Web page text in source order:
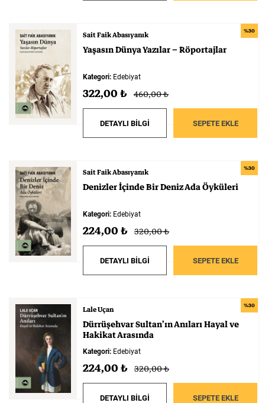
%30
Sait Faik Abasıyanık
YaşasınDünyaYazılar–Röportajlar
Kategori: Edebiyat
322,00 ₺ 460,00 ₺
DETAYLI BİLGİ SEPETE EKLE
%30
Sait Faik Abasıyanık
DenizlerİçindeBirDenizAdaÖyküleri
Kategori: Edebiyat
224,00 ₺ 320,00 ₺
DETAYLI BİLGİ SEPETE EKLE
%30
Lale Uçan
DürrüşehvarSultan’ınAnılarıHayalve
HakikatArasında
Kategori: Edebiyat
224,00 ₺ 320,00 ₺
DETAYLI BİLGİ SEPETE EKLE